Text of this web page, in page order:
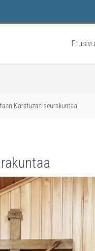
Etusivu
Karatuzan seurakuntaa